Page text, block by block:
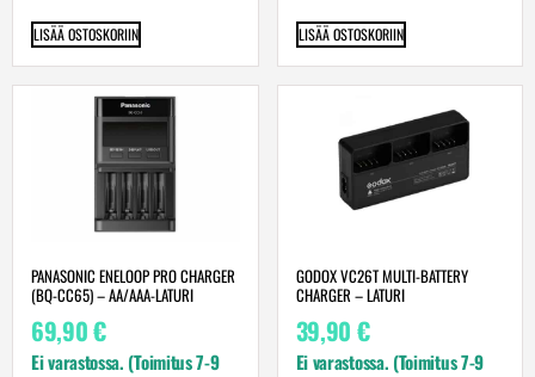
LISÄÄ OSTOSKORIIN LISÄÄ OSTOSKORIIN
PANASONIC ENELOOP PRO CHARGER
(BQ-CC65) – AA/AAA-LATURI
69,90€
Ei varastossa. (Toimitus 7-9
GODOX VC26T MULTI-BATTERY
CHARGER – LATURI
39,90 €
Ei varastossa. (Toimitus 7-9